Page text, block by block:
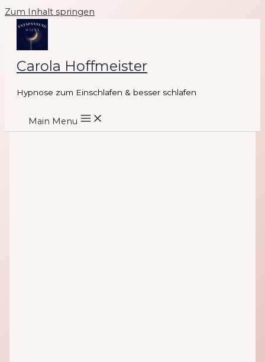
Zum Inhalt springen
Carola Hoffmeister
Hypnose zum Einschlafen & besser schlafen
Main Menu